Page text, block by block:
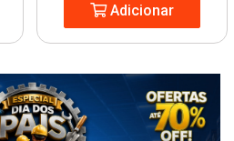
Adicionar